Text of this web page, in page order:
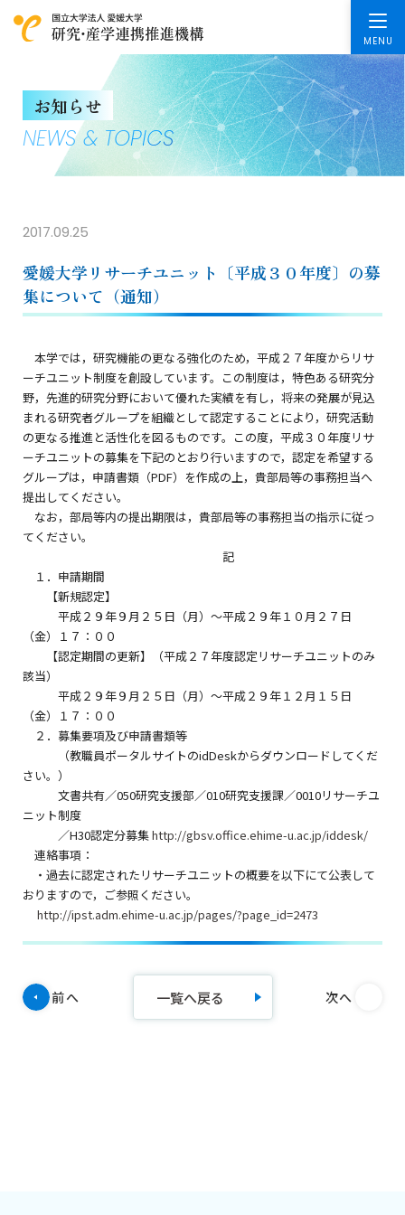
お知らせ
NEWS & TOPICS
2017.09.25
愛媛大学リサーチユニット〔平成３０年度〕の募
集について（通知）
本学では，研究機能の更なる強化のため，平成２７年度からリサ
ーチユニット制度を創設しています。この制度は，特色ある研究分
野，先進的研究分野において優れた実績を有し，将来の発展が見込
まれる研究者グループを組織として認定することにより，研究活動
の更なる推進と活性化を図るものです。この度，平成３０年度リサ
ーチユニットの募集を下記のとおり行いますので，認定を希望する
グループは，申請書類（PDF）を作成の上，貴部局等の事務担当へ
提出してください。
なお，部局等内の提出期限は，貴部局等の事務担当の指示に従っ
てください。
記
１．申請期間
【新規認定】
平成２９年９月２５日（月）～平成２９年１０月２７日
（金）１７：００
【認定期間の更新】（平成２７年度認定リサーチユニットのみ
該当）
平成２９年９月２５日（月）～平成２９年１２月１５日
（金）１７：００
２．募集要項及び申請書類等
（教職員ポータルサイトのidDeskからダウンロードしてくだ
さい。）
文書共有／050研究支援部／010研究支援課／0010リサーチユ
ニット制度
／H30認定分募集http://gbsv.office.ehime-u.ac.jp/iddesk/
連絡事項：
・過去に認定されたリサーチユニットの概要を以下にて公表して
おりますので，ご参照ください。
http://ipst.adm.ehime-u.ac.jp/pages/?page_id=2473
前へ 一覧へ戻る 次へ